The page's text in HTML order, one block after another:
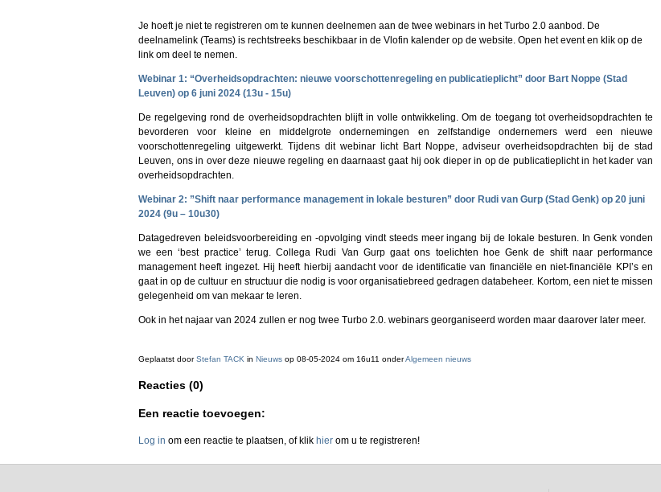
Je hoeft je niet te registreren om te kunnen deelnemen aan de twee webinars in het Turbo 2.0 aanbod. De
deelnamelink (Teams) is rechtstreeks beschikbaar in de Vlofin kalender op de website. Open het event en klik op de
link om deel te nemen.
Webinar 1: “Overheidsopdrachten: nieuwe voorschottenregeling en publicatieplicht” door Bart Noppe (Stad
Leuven) op 6 juni 2024 (13u - 15u)
De regelgeving rond de overheidsopdrachten blijft in volle ontwikkeling. Om de toegang tot overheidsopdrachten te
bevorderen voor kleine en middelgrote ondernemingen en zelfstandige ondernemers werd een nieuwe
voorschottenregeling uitgewerkt. Tijdens dit webinar licht Bart Noppe, adviseur overheidsopdrachten bij de stad
Leuven, ons in over deze nieuwe regeling en daarnaast gaat hij ook dieper in op de publicatieplicht in het kader van
overheidsopdrachten.
Webinar 2: ”Shift naar performance management in lokale besturen” door Rudi van Gurp (Stad Genk) op 20 juni
2024 (9u – 10u30)
Datagedreven beleidsvoorbereiding en -opvolging vindt steeds meer ingang bij de lokale besturen. In Genk vonden
we een ‘best practice’ terug. Collega Rudi Van Gurp gaat ons toelichten hoe Genk de shift naar performance
management heeft ingezet. Hij heeft hierbij aandacht voor de identificatie van financiële en niet-financiële KPI’s en
gaat in op de cultuur en structuur die nodig is voor organisatiebreed gedragen databeheer. Kortom, een niet te missen
gelegenheid om van mekaar te leren.
Ook in het najaar van 2024 zullen er nog twee Turbo 2.0. webinars georganiseerd worden maar daarover later meer.
Geplaatst doorStefan TACK in Nieuws op 08-05-2024 om 16u11 onderAlgemeen nieuws
Reacties (0)
Een reactie toevoegen:
Log in om een reactie te plaatsen, of klik hier om u te registreren!